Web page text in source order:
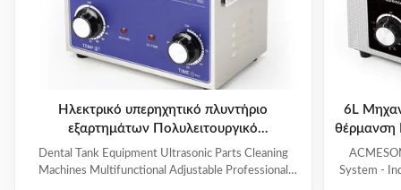
Ηλεκτρικό υπερηχητικό πλυντήριο
εξαρτημάτων Πολυλειτουργικό
θερμαινόμενο υπερηχητικό καθαριστήρα
Dental Tank Equipment Ultrasonic Parts Cleaning
Machines Multifunctional Adjustable Professional
6L
θέρμανση
γυαλί
System -